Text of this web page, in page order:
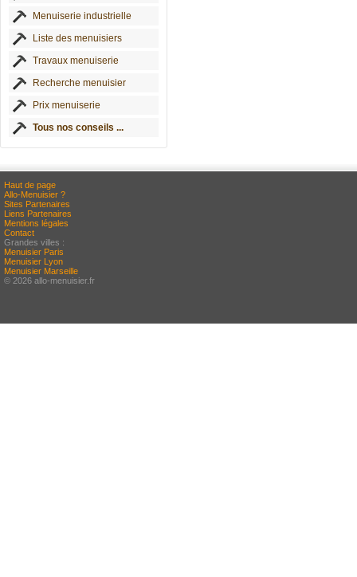
Menuiserie industrielle
Liste des menuisiers
Travaux menuiserie
Recherche menuisier
Prix menuiserie
Tous nos conseils ...
Haut de page
Allo-Menuisier ?
Sites Partenaires
Liens Partenaires
Mentions légales
Contact
Grandes villes :
Menuisier Paris
Menuisier Lyon
Menuisier Marseille
© 2026 allo-menuisier.fr